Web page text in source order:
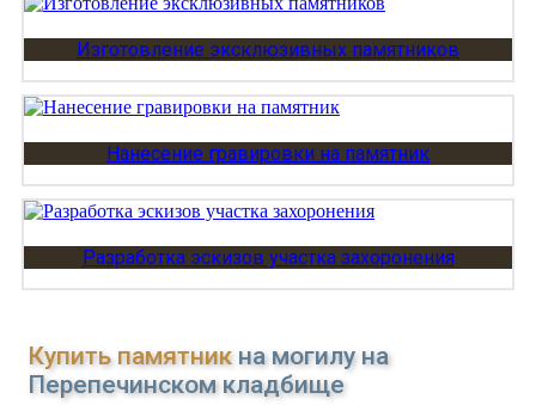
Изготовление эксклюзивных памятников
Нанесение гравировки на памятник
Разработка эскизов участка захоронения
Купить памятник на могилу на
Перепечинском кладбище